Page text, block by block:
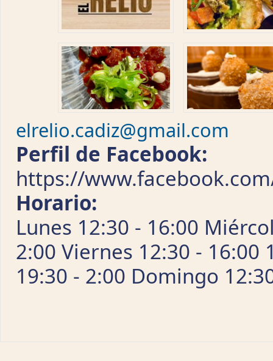
elrelio.cadiz@gmail.com
Perfil de Facebook:
https://
Horario:
Lunes 12:30 - 16:00
2:00 Viernes 12:30 - 16:00
19:30 - 2:00 Domingo